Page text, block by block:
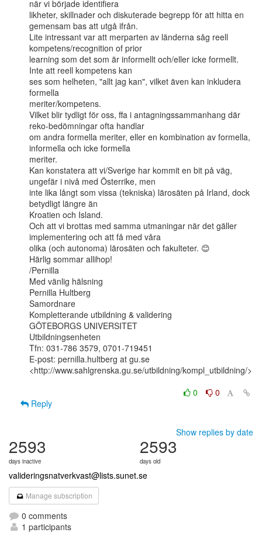
när vi började identifiera
likheter, skillnader och diskuterade begrepp för att hitta en
gemensam bas att utgå ifrån.
Lite intressant var att merparten av länderna såg reell
kompetens/recognition of prior
learning som det som är informellt och/eller icke formellt.
Inte att reell kompetens kan
ses som helheten, "allt jag kan", vilket även kan inkludera
formella
meriter/kompetens.
Vilket blir tydligt för oss, ffa i antagningssammanhang där
reko-bedömningar ofta handlar
om andra formella meriter, eller en kombination av formella,
informella och icke formella
meriter.
Kan konstatera att vi/Sverige har kommit en bit på väg,
ungefär i nivå med Österrike, men
inte lika långt som vissa (tekniska) lärosäten på Irland, dock
betydligt längre än
Kroatien och Island.
Och att vi brottas med samma utmaningar när det gäller
implementering och att få med våra
olika (och autonoma) lärosäten och fakulteter. 😊
Härlig sommar allihop!
/Pernilla
Med vänlig hälsning
Pernilla Hultberg
Samordnare
Kompletterande utbildning & validering
GÖTEBORGS UNIVERSITET
Utbildningsenheten
Tfn: 031-786 3579, 0701-719451
E-post: pernilla.hultberg at gu.se
<http://www.sahlgrenska.gu.se/utbildning/kompl_utbildning/>
0
0
Reply
Show replies by date
2593
days inactive
2593
days old
valideringsnatverkvast@lists.sunet.se
Manage subscription
0 comments
1 participants